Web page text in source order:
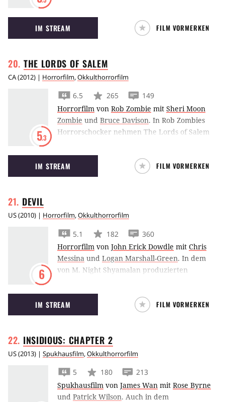
wird, überträgt er durch Voodoozauber seine
Seele in eine Spielzeugpuppe. Die bekommt
ausgerechnet der kleine Andy zum Geburtstag
Mordserie weiter.
IM STREAM FILM VORMERKEN
THE LORDS OF SALEM
CA(2012) | Horrorfilm,Okkulthorrorfilm
5.3
6.5 265
149
Horrorfilm von Rob Zombie mit Sheri Moon
Zombie und Bruce Davison. In Rob Zombies
Horrorschocker nehmen The Lords of Salem
Schallplatte.
IM STREAM FILM VORMERKEN
DEVIL
US(2010) | Horrorfilm,Okkulthorrorfilm
6
5.1 182
360
Horrorfilm von John Erick Dowdle mit Chris
Messina und Logan Marshall-Green. In dem
von M. Night Shyamalan produzierten
im Detail, sondern im… Fahrstuhl!
IM STREAM FILM VORMERKEN
INSIDIOUS: CHAPTER2
US(2013) | Spukhausfilm,Okkulthorrorfilm
5 180
213
Spukhausfilm von James Wan mit Rose Byrne
und Patrick Wilson. Auch in dem